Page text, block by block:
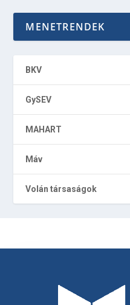
MENETRENDEK
BKV
GySEV
MAHART
Máv
Volán társaságok